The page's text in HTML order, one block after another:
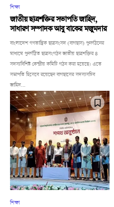
শিক্ষা
জাতীয় ছাত্রশক্তির সভাপতি জাহিদ,
সাধারণ সম্পাদক আবু বাকের মজুমদার
বাংলাদেশ গণতান্ত্রিক ছাত্রসংসদ (বাগছাস) পুনর্গঠনের
মাধ্যমে পুনর্গঠিত ছাত্রসংগঠন জাতীয় ছাত্রশক্তির ৪
সদস্যবিশিষ্ট কেন্দ্রীয় কমিটি গঠন করা হয়েছে। এতে
সভাপতি হিসেবে রয়েছেন বাগছাসের সদস্যসচিব
জাহিদ...
শিক্ষা